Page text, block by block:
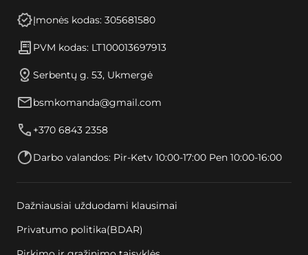
Įmonės kodas: 305681580
PVM kodas: LT100013697913
Serbentų g. 53, Ukmergė
bsmkomanda@gmail.com
+370 6843 2358
Darbo valandos: Pir-Ketv 10:00-17:00 Pen 10:00-16:00
Dažniausiai užduodami klausimai
Privatumo politika(BDAR)